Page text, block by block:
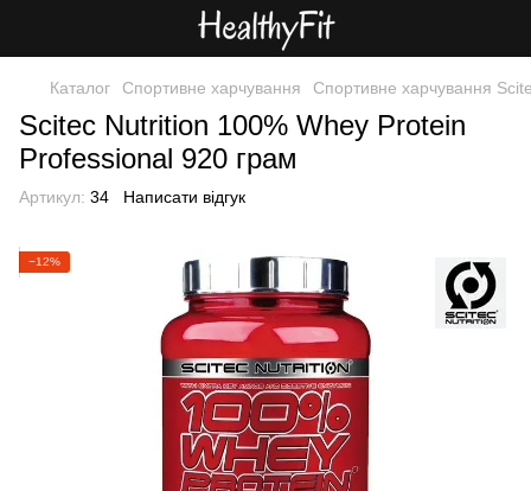
Каталог Спортивне харчування Спортивне харчування
Scitec Nutrition 100% Whey Protein
Professional 920 грам
Артикул: 34 Написати відгук
−12%